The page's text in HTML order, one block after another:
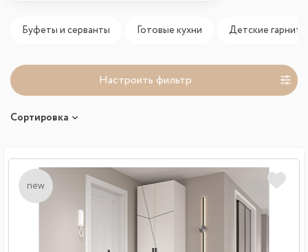
Буфеты и серванты Готовые кухни Детские
Настроить фильтр
Сортировка
new